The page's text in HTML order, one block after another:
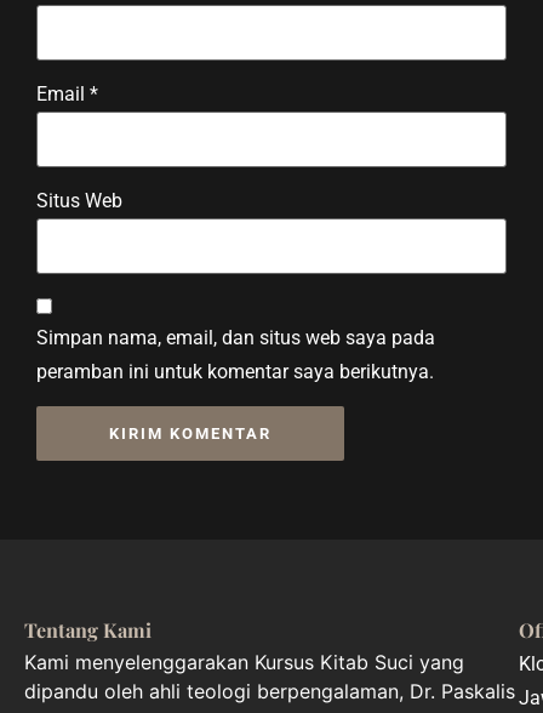
Email *
Situs Web
Simpan nama, email, dan situs web saya pada
peramban ini untuk komentar saya berikutnya.
Tentang Kami
Kami menyelenggarakan Kursus Kitab Suci yang
dipandu oleh ahli teologi berpengalaman, Dr. Paskalis